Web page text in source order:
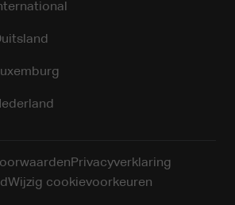
Privacyverklaring
Wijzig cookievoorkeuren